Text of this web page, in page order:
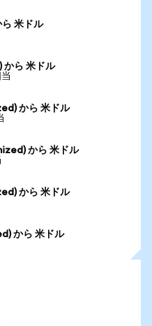
米ドル
ら 米ドル
から 米ドル
から 米ドル
から 米ドル
から 米ドル